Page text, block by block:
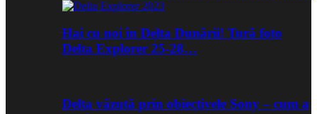
Hai cu noi în Delta Dunării! Tură foto
Delta Explorer 25-28…
Delta văzută prin obiectivele Sony – cum a